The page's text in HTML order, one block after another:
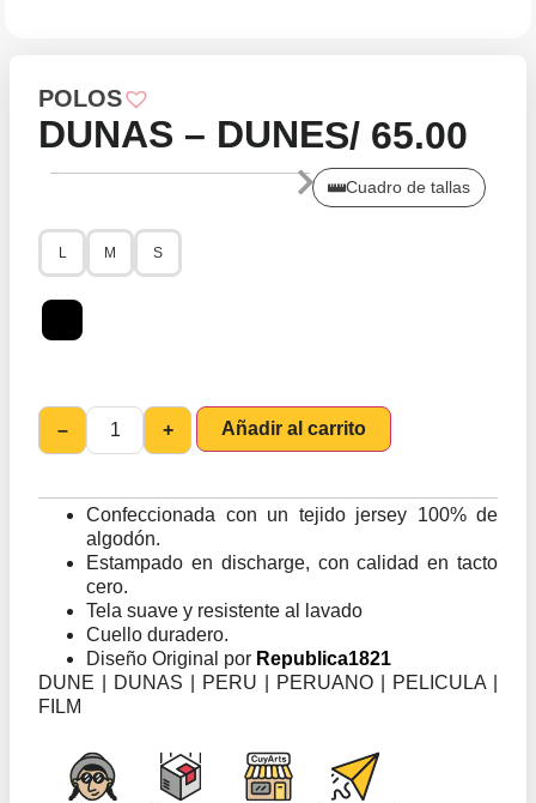
POLOS
DUNAS – DUNES/ 65.00
Cuadro de tallas
L M S
– + Añadir al carrito
Confeccionada con un tejido jersey 100% de
algodón.
Estampado en discharge, con calidad en tacto
cero.
Tela suave y resistente al lavado
Cuello duradero.
Diseño Original por Republica1821
DUNE | DUNAS | PERU | PERUANO | PELICULA |
FILM